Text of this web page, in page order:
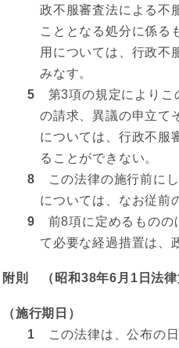
政不服審査法による不
こととなる処分に係る
用については、行政不
みなす。
5 第3項の規定によりこ
の請求、異議の申立て
については、行政不服
ることができない。
8 この法律の施行前に
については、なお従前
9 前8項に定めるものの
て必要な経過措置は、
附則 （昭和38年6月1日法
（施行期日）
1 この法律は、公布の